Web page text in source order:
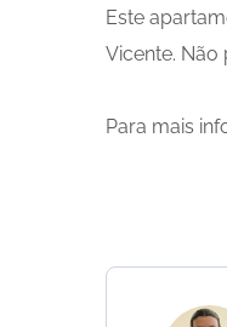
Este
Vicente.
Para mais